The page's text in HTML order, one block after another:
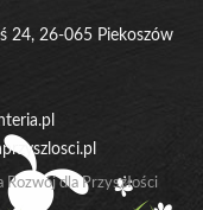
24, 26-065 Piekoszów
dla Przyszłości